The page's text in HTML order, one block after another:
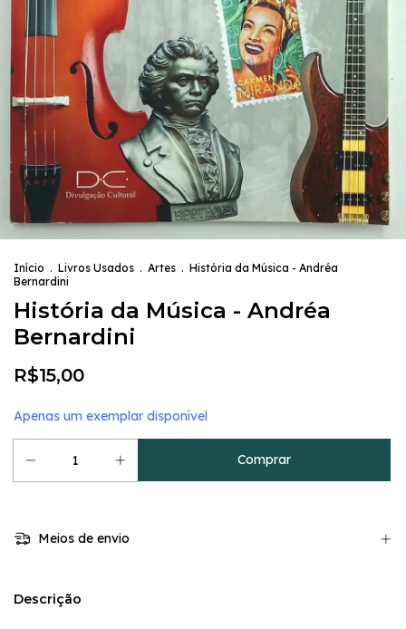
Início . Livros Usados . Artes . História da Música - Andréa
Bernardini
História da Música - Andréa
Bernardini
R$15,00
Apenas um exemplar disponível
Meios de envio
Descrição